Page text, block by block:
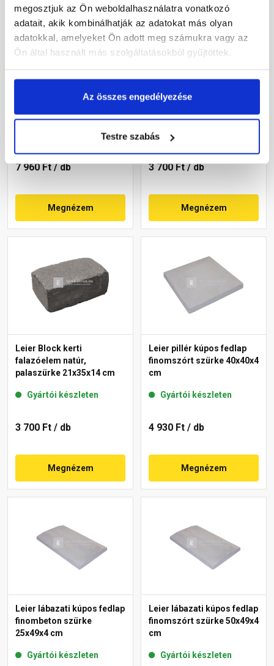
megosztjuk az Ön weboldalhasználatra vonatkozó
adatait, akik kombinálhatják az adatokat más olyan
adatokkal, amelyeket Ön adott meg számukra vagy az
Ön által használt más szolgáltatásokból gyűjtöttek.
Az összes engedélyezése
Testre szabás
finombeton szürke
50x49x4 cm
7 960 Ft/ db
Megnézem
falazóelem natúr,
füstantracit 21x35x14 cm
Gyártói készleten
3 700 Ft/ db
Megnézem
Leier Block kerti
falazóelem natúr,
palaszürke 21x35x14 cm
Gyártói készleten
3 700 Ft / db
Megnézem
Leier pillér kúpos fedlap
finomszórt szürke 40x40x4
cm
Gyártói készleten
4 930 Ft / db
Megnézem
Leier lábazati kúpos fedlap
finombeton szürke
25x49x4 cm
Gyártói készleten
Leier lábazati kúpos fedlap
finomszórt szürke 50x49x4
cm
Gyártói készleten